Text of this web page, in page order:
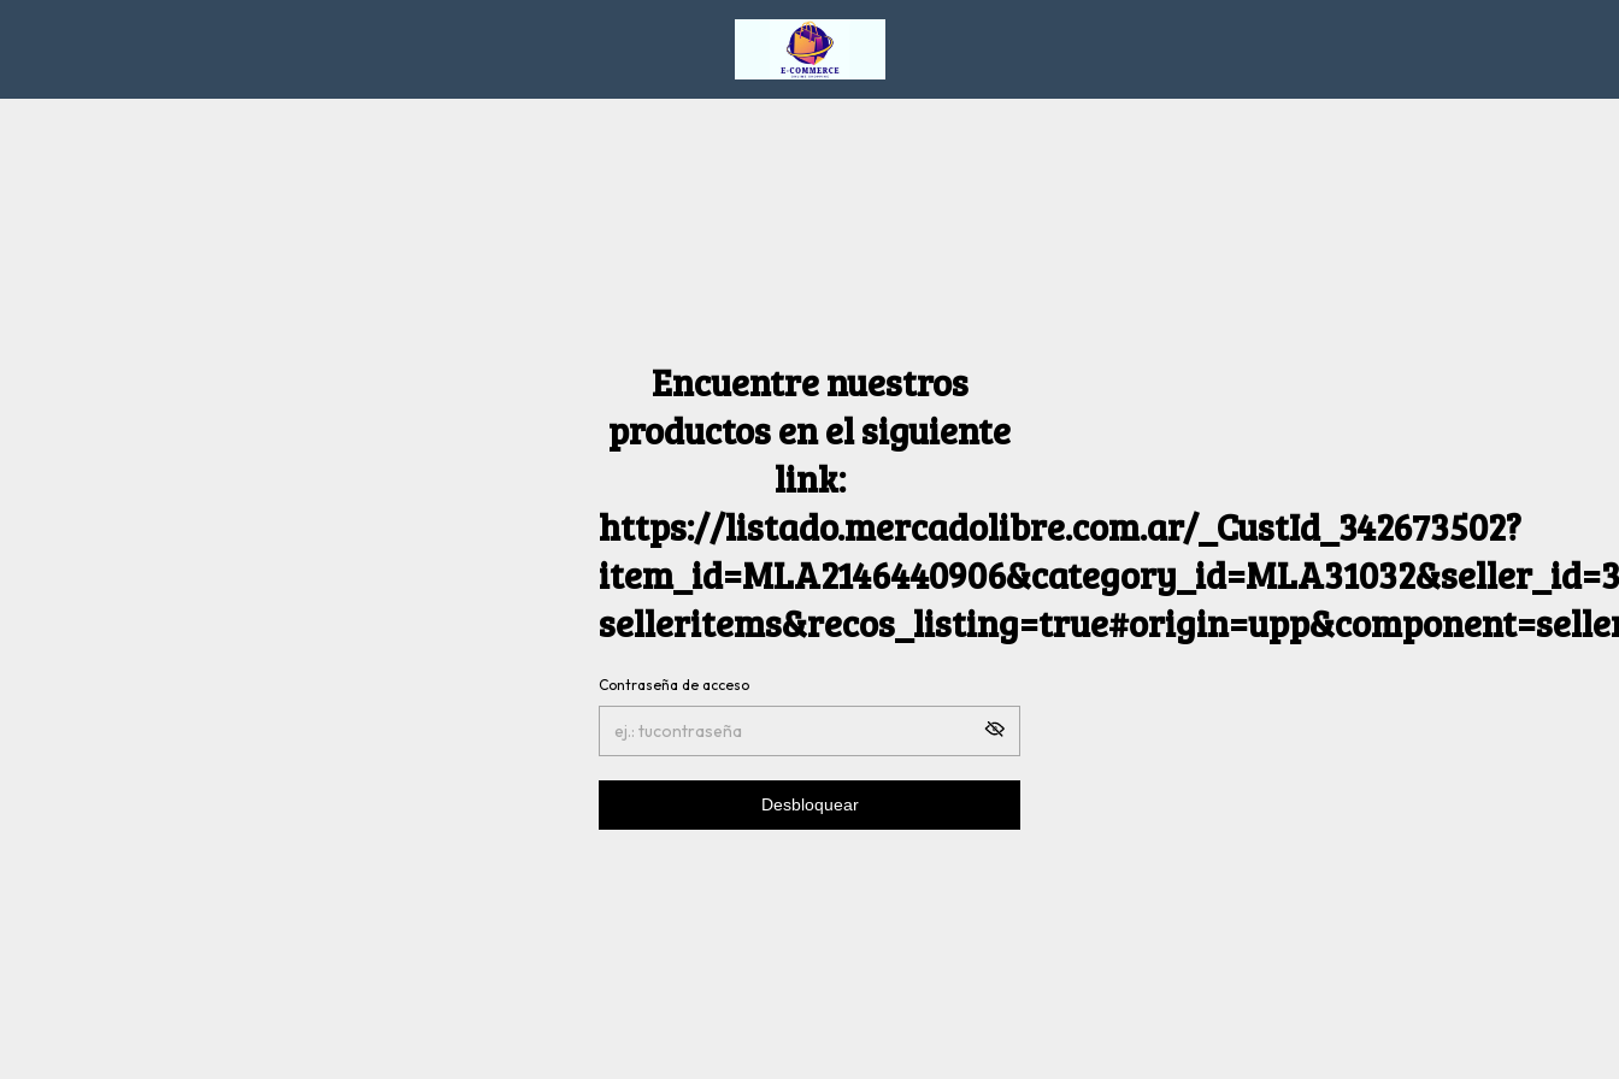
Encuentre nuestros
productos en el siguiente
link:
https://listado.mercadolibre.com.ar/_CustId_342673502?
Contraseña de acceso
Desbloquear